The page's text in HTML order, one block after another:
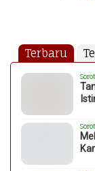
Terbaru
Sorot
Sorot